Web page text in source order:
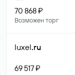
70 868 ₽
Возможен торг
luxel.ru
69 517 ₽